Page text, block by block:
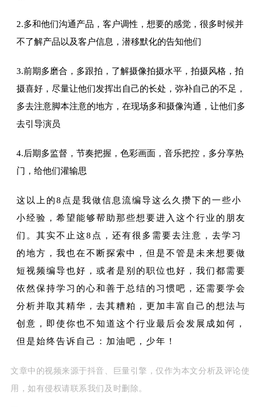
2.多和他们沟通产品，客户调性，想要的感觉，很多时候并
不了解产品以及客户信息，潜移默化的告知他们
3.前期多磨合，多跟拍，了解摄像拍摄水平，拍摄风格，拍
摄喜好，尽量让他们发挥出自己的长处，弥补自己的不足，
多去注意脚本注意的地方，在现场多和摄像沟通，让他们多
去引导演员
4.后期多监督，节奏把握，色彩画面，音乐把控，多分享热
门，给他们灌输思
这以上的8点是我做信息流编导这么久攒下的一些小
小经验，希望能够帮助那些想要进入这个行业的朋友
们。 其实不止这8点，还有很多需要去注意，去学习
的地方，我也在不断探索中，但是不管是未来想要做
短视频编导也好，或者是别的职位也好，我们都需要
依然保持学习的心和善于总结的习惯吧，还需要学会
分析并取其精华，去其糟粕，更加丰富自己的想法与
创意，即使你也不知道这个行业最后会发展成如何，
但是始终告诉自己： 加油吧，少年！
文章中的视频来源于抖音、巨量引擎，仅作为本文分析及评论使
用，如有侵权请联系我们及时删除。